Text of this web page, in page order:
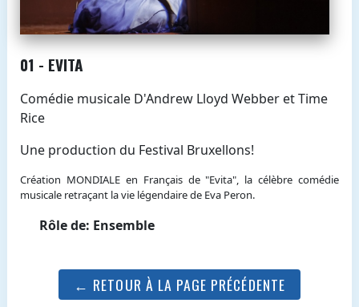
01 - EVITA
Comédie musicale D'Andrew Lloyd Webber et Time
Rice
Une production du Festival Bruxellons!
Création MONDIALE en Français de "Evita", la célèbre comédie
musicale retraçant la vie légendaire de Eva Peron.
Rôle de: Ensemble
← RETOUR À LA PAGE PRÉCÉDENTE